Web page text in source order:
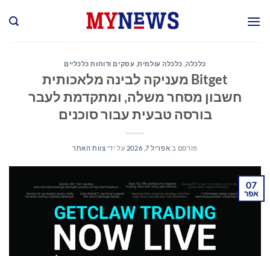
כלכלה, כלכלה עולמית, עסקים ודוחות כלכליים
Bitget מעניקה לבינה מלאכותית
חשבון מסחר משלה, ומתקדמת לעבר
בורסה טבעית עבור סוכנים
פורסם ב אפריל 7, 2026 על ידי צוות האתר
07
אפר